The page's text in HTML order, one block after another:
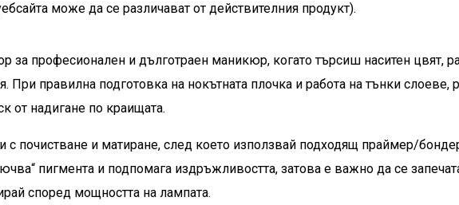
може да се различават от действителния продукт).
за професионален и дълготраен маникюр, когато търсиш наситен цвят,
правилна подготовка на нокътната плочка и работа на тънки слоеве,
от надигане по краищата.
с почистване и матиране, след което използвай подходящ праймер/
пигмента и подпомага издръжливостта, затова е важно да се
според мощността на лампата.